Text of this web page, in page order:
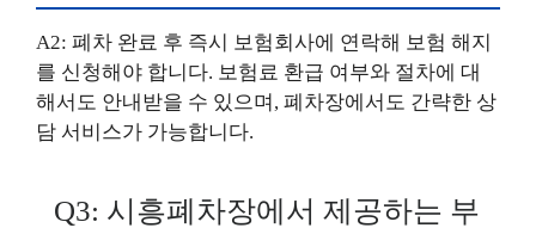
A2: 폐차 완료 후 즉시 보험회사에 연락해 보험 해지
를 신청해야 합니다. 보험료 환급 여부와 절차에 대
해서도 안내받을 수 있으며, 폐차장에서도 간략한 상
담 서비스가 가능합니다.
Q3: 시흥폐차장에서 제공하는 부